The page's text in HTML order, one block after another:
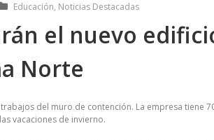
Educación, Noticias Destacadas
el nuevo
Norte
del muro de contención. La empresa tiene
vacaciones de invierno.